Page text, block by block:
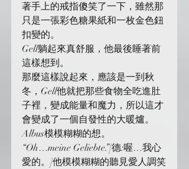
著手上的戒指傻笑了一下，雖然那
只是一張彩色糖果紙和一枚金色鈕
扣變的。
Gell躺起來真舒服，他最後睡著前
這樣想到。
那麼這樣說起來，應該是一到秋
冬，Gell他就把那些食物全吃進肚
子裡，變成能量和魔力，所以這才
會變成了一個自發性的大暖爐。
Albus模模糊糊的想。
“Oh…meine Geliebte.”[德:喔…我心
愛的。]他模模糊糊的聽見愛人調笑